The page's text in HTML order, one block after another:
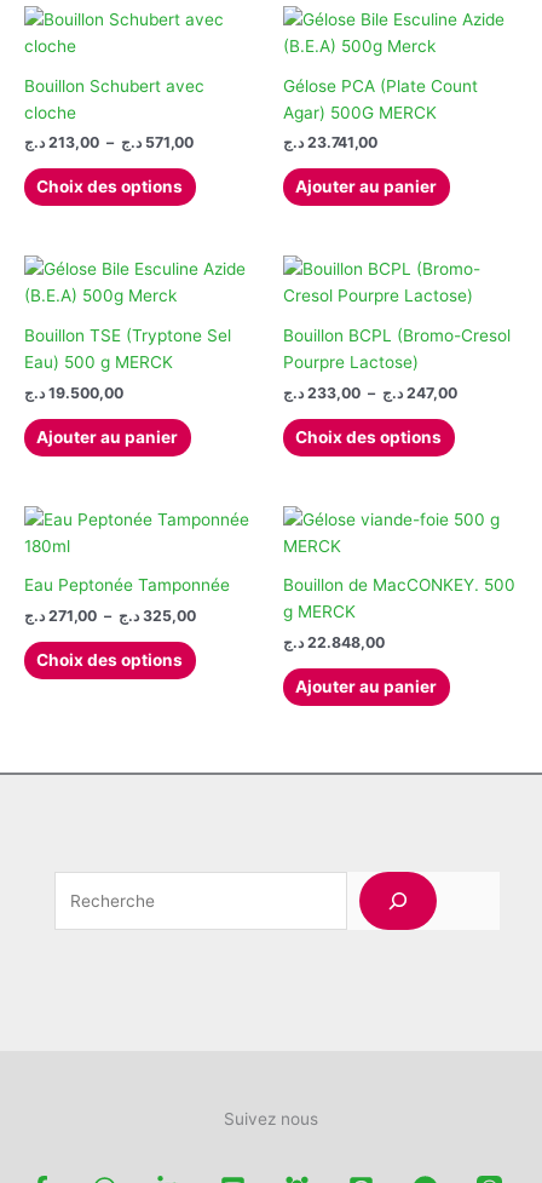
Bouillon Schubert avec
cloche
213,00 د.ج – 571,00 د.ج
Plage
prix :
213,00 د.ج
Choix des options
produit
variations.
options
du
Gélose PCA (Plate Count
Agar) 500G MERCK
23.741,00 د.ج
Ajouter au panier
Bouillon TSE (Tryptone Sel
Eau) 500 g MERCK
19.500,00 د.ج
Ajouter au panier
Bouillon BCPL (Bromo-Cresol
Pourpre Lactose)
233,00 د.ج – 247,00 د.ج
Plage
Choix des options
produit
variations.
options
du
Eau Peptonée Tamponnée
271,00 د.ج – 325,00 د.ج
Plage
prix :
271,00 د.ج
Choix des options
produit
Les
Bouillon de MacCONKEY. 500
g MERCK
22.848,00 د.ج
Ajouter au panier
Rechercher
Suivez nous